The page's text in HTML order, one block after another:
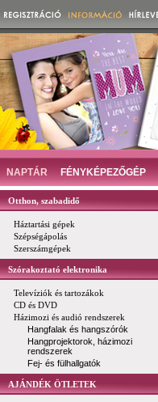
NAPTÁR FÉNYKÉPEZŐGÉP
Otthon, szabadidő
Háztartási gépek
Szépségápolás
Szerszámgépek
Szórakoztató elektronika
Televíziók és tartozákok
CD és DVD
Házimozi és audió rendszerek
Hangfalak és hangszórók
Hangprojektorok, házimozi
rendszerek
Fej- és fülhallgatók
AJÁNDÉK ÖTLETEK